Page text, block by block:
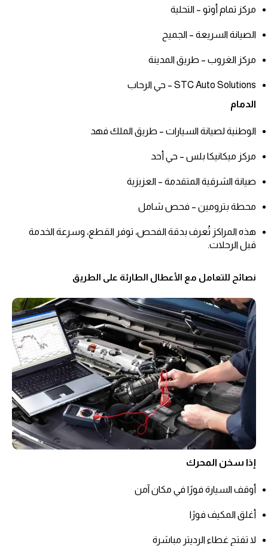
مركز تمام أوتو – التحلية
الصيانة السريعة – الجميح
مركز الغروب – طريق المدينة
STC Auto Solutions – حي الرحاب
الدمام
الوطنية لصيانة السيارات – طريق الملك فهد
مركز ميكانيكا بلس – حي أحد
صيانة الشرقية المتقدمة – العزيزية
محطة بترومين – فحص شامل
هذه المراكز تُعرف بدقة الفحص، توفر القطع، وسرعة الخدمة
قبل الرحلات.
نصائح للتعامل مع الأعطال الطارئة على الطريق
إذا سخن المحرك
أوقف السيارة فورًا في مكان آمن
أغلق المكيف فورًا
لا تفتح غطاء الرديتر مباشرة